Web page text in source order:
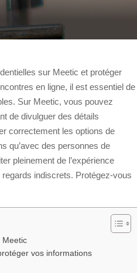
sur Meetic et protéger
en ligne, il est essentiel de
Sur Meetic, vous pouvez
de divulguer des détails
correctement les options de
qu’avec des personnes de
pleinement de l’expérience
indiscrets. Protégez-vous
Meetic
vos informations